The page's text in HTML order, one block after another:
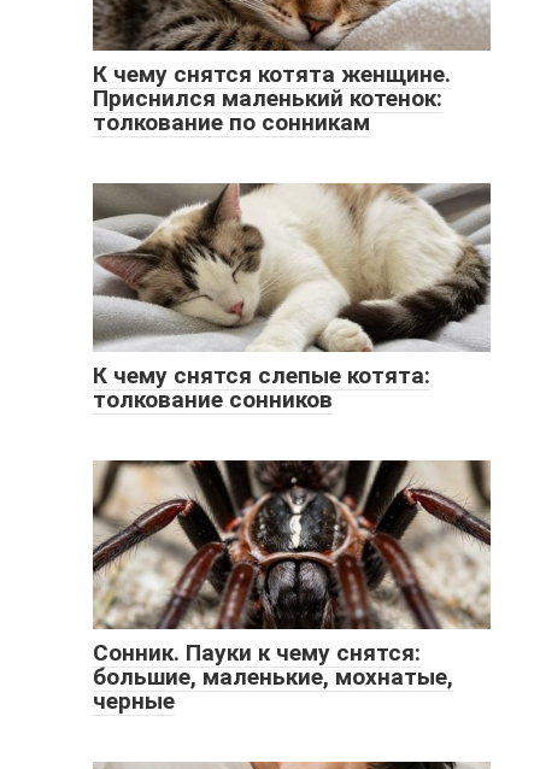
К чему снятся котята женщине.
Приснился маленький котенок:
толкование по сонникам
К чему снятся слепые котята:
толкование сонников
Сонник. Пауки к чему снятся:
большие, маленькие, мохнатые,
черные